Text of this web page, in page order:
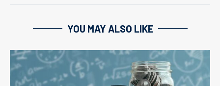
YOU MAY ALSO LIKE